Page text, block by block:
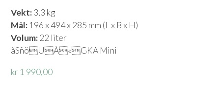
Vekt:3,3 kg
Mål:196 x 494 x 285 mm (L x B x H)
Volum:22 liter
àSñöUÀ«GKA Mini
kr 1 990,00